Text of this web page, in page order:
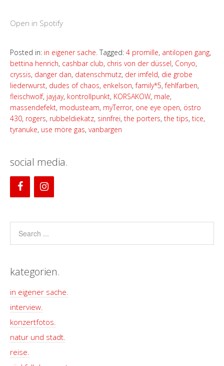
Open in Spotify
Posted in: in eigener sache. Tagged: 4 promille, antilopen gang,
bettina henrich, cashbar club, chris von der düssel, Conyo,
cryssis, danger dan, datenschmutz, der imfeld, die grobe
liederwurst, dudes of chaos, enkelson,family*5,fehlfarben,
fleischwolf, jayjay, kontrollpunkt, KORSAKOW, male,
massendefekt, modusteam, myTerror, one eye open, östro
430, rogers, rubbeldiekatz, sinnfrei, the porters, the tips, tice,
tyranuke, use möre gas, vanbargen
social media.
kategorien.
in eigener sache.
interview.
konzertfotos.
natur und stadt.
reise.